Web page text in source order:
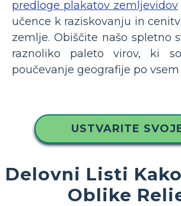
predloge plakatov zemljevidov
učence k raziskovanju in
zemlje. Obiščite našo spletno
raznoliko paleto virov, ki
poučevanje geografije po vsem
USTVARITE
Delovni Listi
Oblike